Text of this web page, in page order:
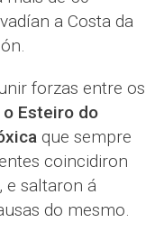
a Costa da
forzas entre os
Esteiro do
que sempre
coincidiron
e saltaron á
do mesmo.